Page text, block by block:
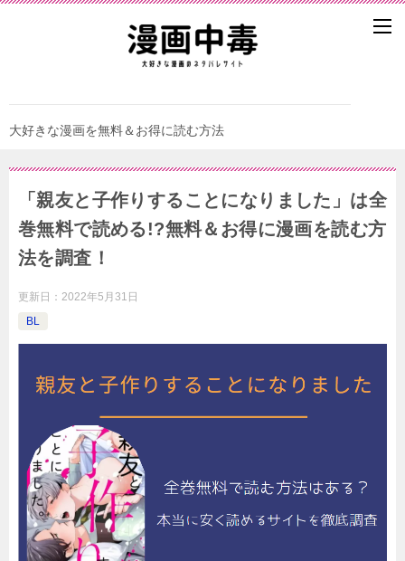
大好きな漫画を無料＆お得に読む方法
「親友と子作りすることになりました」は全
巻無料で読める!?無料＆お得に漫画を読む⽅
法を調査！
更新日： 2022年5月31日
BL